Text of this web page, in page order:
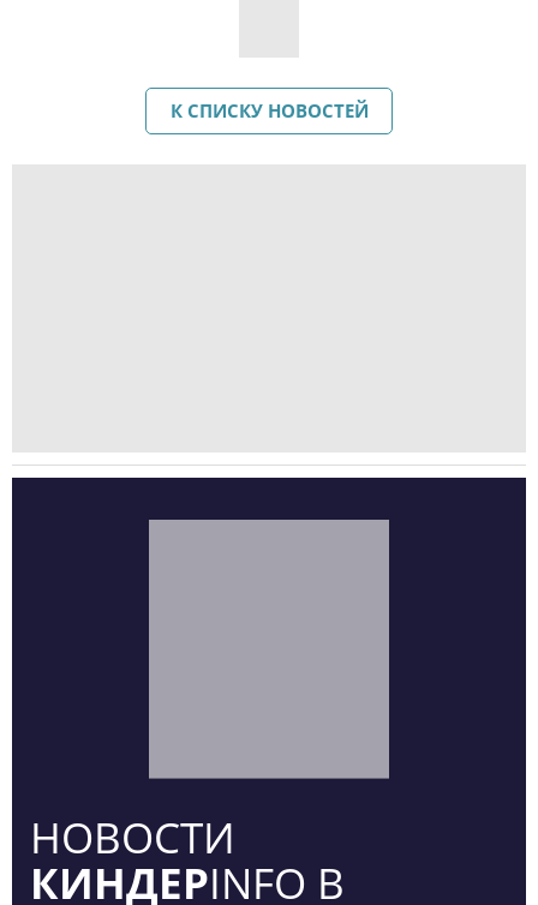
К СПИСКУ НОВОСТЕЙ
НОВОСТИ
КИНДЕРINFO В